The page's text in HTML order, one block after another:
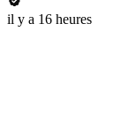
il y a 16 heures